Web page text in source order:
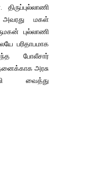
அவரது மகள்
புல்லாணி
பரிதாபமாக
போலீசார்
அரசு
வைத்து